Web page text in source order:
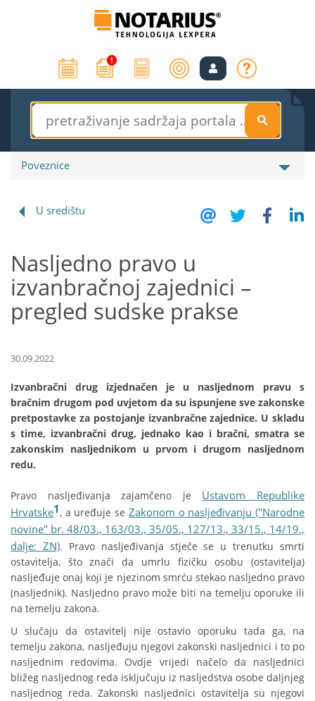
S
Poveznice
U središtu
Nasljedno pravo u
izvanbračnoj zajednici –
pregled sudske prakse
30.09.2022
Izvanbračni drug izjednačen je u nasljednom pravu s
bračnim drugom pod uvjetom da su ispunjene sve zakonske
pretpostavke za postojanje izvanbračne zajednice. U skladu
s time, izvanbračni drug, jednako kao i bračni, smatra se
zakonskim nasljednikom u prvom i drugom nasljednom
redu.
Pravo nasljeđivanja zajamčeno je Ustavom Republike
Hrvatske1, a uređuje se Zakonom o nasljeđivanju ("Narodne
novine" br. 48/03., 163/03., 35/05., 127/13., 33/15., 14/19.,
dalje: ZN). Pravo nasljeđivanja stječe se u trenutku smrti
ostavitelja, što znači da umrlu fizičku osobu (ostavitelja)
nasljeđuje onaj koji je njezinom smrću stekao nasljedno pravo
(nasljednik). Nasljedno pravo može biti na temelju oporuke ili
na temelju zakona.
U slučaju da ostavitelj nije ostavio oporuku tada ga, na
temelju zakona, nasljeđuju njegovi zakonski nasljednici i to po
nasljednim redovima. Ovdje vrijedi načelo da nasljednici
bližeg nasljednog reda isključuju iz nasljedstva osobe daljnjeg
nasljednog reda. Zakonski nasljednici ostavitelja su njegovi